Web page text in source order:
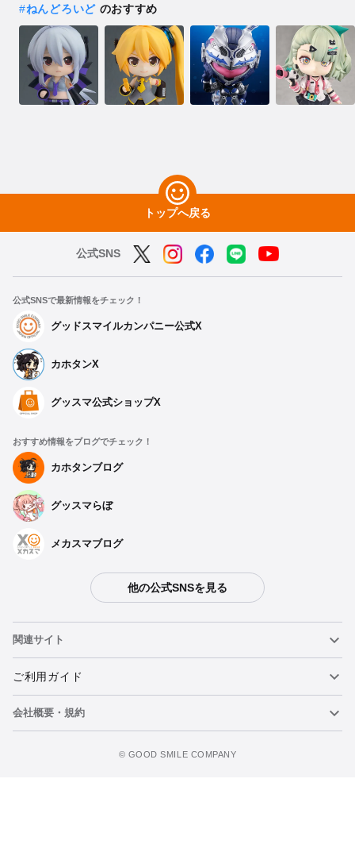
#ねんどろいどのおすすめ
トップへ戻る
公式SNS
公式SNSで最新情報をチェック！
グッドスマイルカンパニー公式X
カホタンX
グッスマ公式ショップX
おすすめ情報をブログでチェック！
カホタンブログ
グッスマらぼ
メカスマブログ
他の公式SNSを見る
関連サイト
ねんどろいど
ねんどろいどフェイスメーカー
ご利用ガイド
重要なお知らせ
会社概要・規約
©️ GOOD SMILE COMPANY